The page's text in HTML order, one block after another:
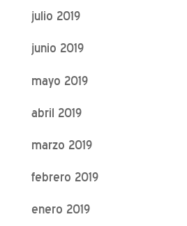
julio 2019
junio 2019
mayo 2019
abril 2019
marzo 2019
febrero 2019
enero 2019